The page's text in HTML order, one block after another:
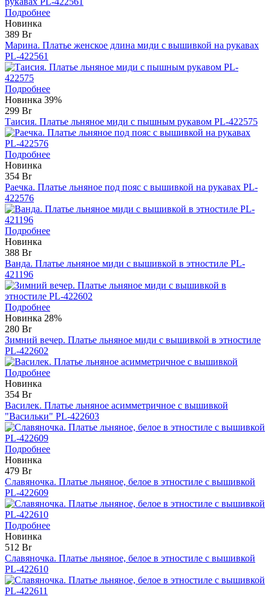
Подробнее
Новинка
389 Br
Марина. Платье женское длина миди с вышивкой на рукавах
PL-422561
Подробнее
Новинка 39%
299 Br
Таисия. Платье льняное миди с пышным рукавом PL-422575
Подробнее
Новинка
354 Br
Раечка. Платье льняное под пояс с вышивкой на рукавах PL-
422576
Подробнее
Новинка
388 Br
Ванда. Платье льняное миди с вышивкой в этностиле PL-
421196
Подробнее
Новинка 28%
280 Br
Зимний вечер. Платье льняное миди с вышивкой в этностиле
PL-422602
Подробнее
Новинка
354 Br
Василек. Платье льняное асимметричное с вышивкой
"Васильки" PL-422603
Подробнее
Новинка
479 Br
Славяночка. Платье льняное, белое в этностиле с вышивкой
PL-422609
Подробнее
Новинка
512 Br
Славяночка. Платье льняное, белое в этностиле с вышивкой
PL-422610